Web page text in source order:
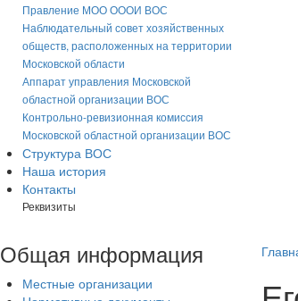
Правление МОО ОООИ ВОС
Наблюдательный совет хозяйственных
обществ, расположенных на территории
Московской области
Аппарат управления Московской
областной организации ВОС
Контрольно-ревизионная комиссия
Московской областной организации ВОС
Структура ВОС
Наша история
Контакты
Реквизиты
Общая информация
Местные организации